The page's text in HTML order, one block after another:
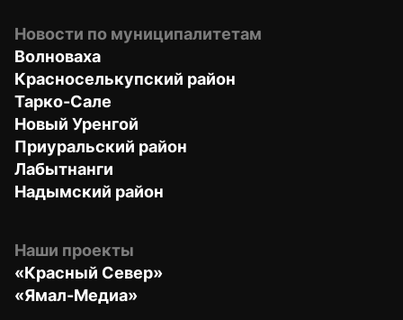
Новости по муниципалитетам
Волноваха
Красноселькупский район
Тарко-Сале
Новый Уренгой
Приуральский район
Лабытнанги
Надымский район
Наши проекты
«Красный Север»
«Ямал-Медиа»